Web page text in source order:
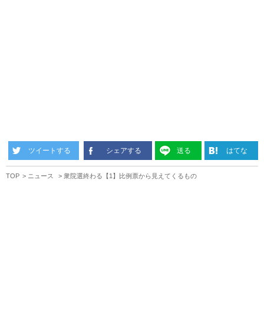
ツイートする シェアする 送る はてな
TOP ニュース 衆院選終わる【1】比例票から見えてくるもの